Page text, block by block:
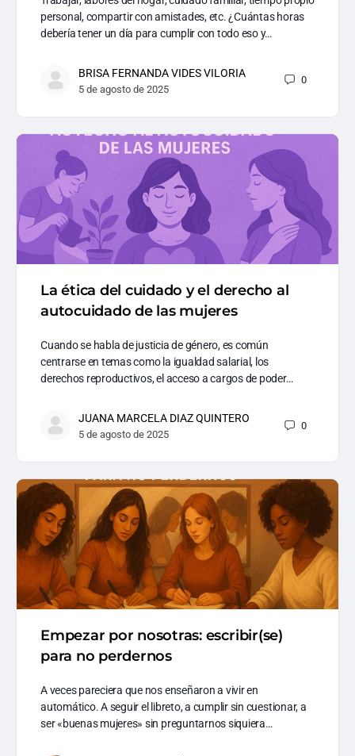
personal, compartir con amistades, etc. ¿Cuántas horas
debería tener un día para cumplir con todo eso y…
BRISA FERNANDA VIDES VILORIA
5 de agosto de 2025
0
La ética del cuidado y el derecho al
autocuidado de las mujeres
Cuando se habla de justicia de género, es común
centrarse en temas como la igualdad salarial, los
derechos reproductivos, el acceso a cargos de poder…
JUANA MARCELA DIAZ QUINTERO
5 de agosto de 2025
0
Empezar por nosotras: escribir(se)
para no perdernos
A veces pareciera que nos enseñaron a vivir en
automático. A seguir el libreto, a cumplir sin cuestionar, a
ser «buenas mujeres» sin preguntarnos siquiera…